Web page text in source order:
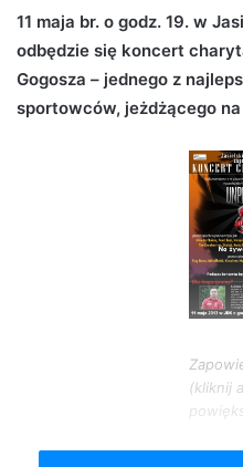
n
d
a
n
11 maja br. o godz. 19. w
odbędzie się koncert
Gogosza – jednego z
sportowców, jeżdżącego
(kliknij